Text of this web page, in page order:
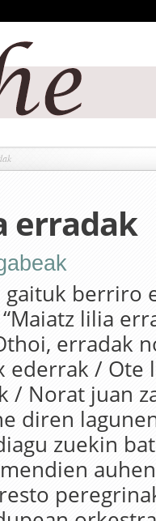
erradak
gaituk berriro
lilia
erradak
ederrak / Ote
/ Norat juan
diren
zuekin